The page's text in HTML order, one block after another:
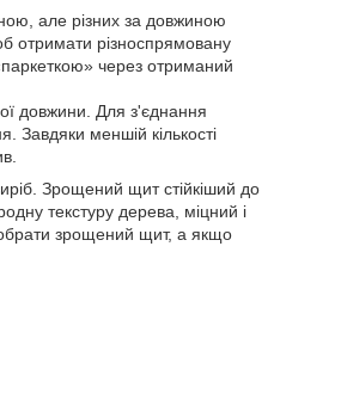
але різних за довжиною
отримати різноспрямовану
через отриманий
довжини. Для з'єднання
Завдяки меншій кількості
Зрощений щит стійкіший до
текстуру дерева, міцний і
зрощений щит, а якщо